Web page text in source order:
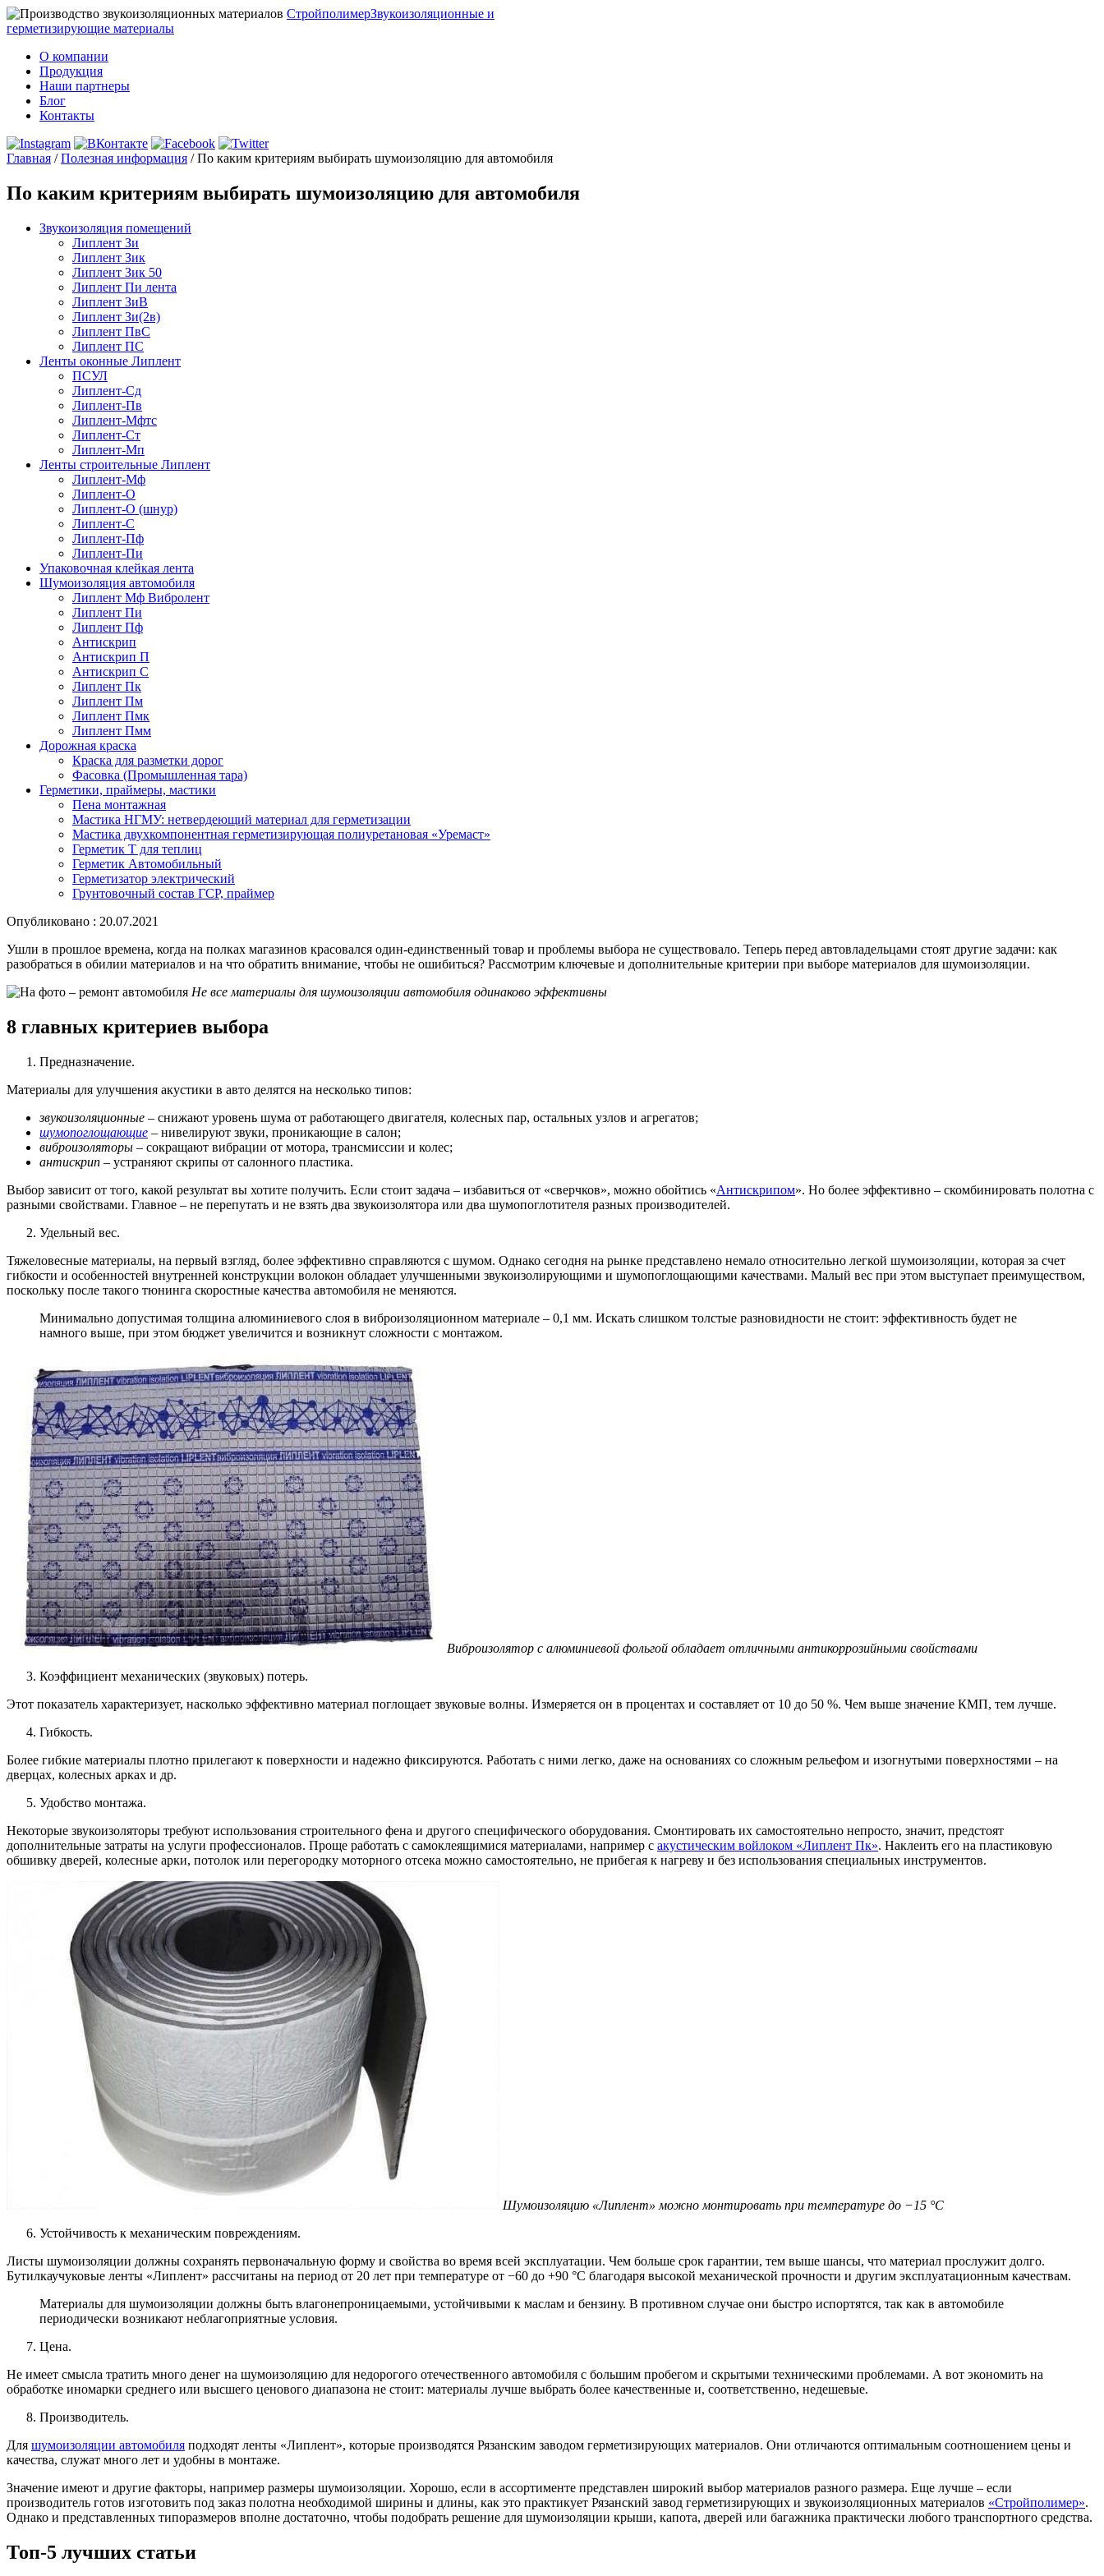
СтройполимерЗвукоизоляционные и
герметизирующие материалы
О компании
Продукция
Наши партнеры
Блог
Контакты
Главная /Полезная информация /По каким критериям выбирать шумоизоляцию для автомобиля
По каким критериям выбирать шумоизоляцию для автомобиля
Звукоизоляция помещений
Липлент Зи
Липлент Зик
Липлент Зик 50
Липлент Пи лента
Липлент ЗиВ
Липлент Зи(2в)
Липлент ПвC
Липлент ПС
Ленты оконные Липлент
ПСУЛ
Липлент-Сд
Липлент-Пв
Липлент-Мфтс
Липлент-Ст
Липлент-Мп
Ленты строительные Липлент
Липлент-Мф
Липлент-О
Липлент-О (шнур)
Липлент-С
Липлент-Пф
Липлент-Пи
Упаковочная клейкая лента
Шумоизоляция автомобиля
Липлент Мф Вибролент
Липлент Пи
Липлент Пф
Антискрип
Антискрип П
Антискрип С
Липлент Пк
Липлент Пм
Липлент Пмк
Липлент Пмм
Дорожная краска
Краска для разметки дорог
Фасовка (Промышленная тара)
Герметики, праймеры, мастики
Пена монтажная
Мастика НГМУ: нетвердеющий материал для герметизации
Мастика двухкомпонентная герметизирующая полиуретановая «Уремаст»
Герметик Т для теплиц
Герметик Автомобильный
Герметизатор электрический
Грунтовочный состав ГСР, праймер
Опубликовано : 20.07.2021
Ушли в прошлое времена, когда на полках магазинов красовался один-единственный товар и проблемы выбора не существовало. Теперь перед автовладельцами стоят другие задачи: как
разобраться в обилии материалов и на что обратить внимание, чтобы не ошибиться? Рассмотрим ключевые и дополнительные критерии при выборе материалов для шумоизоляции.
Не все материалы для шумоизоляции автомобиля одинаково эффективны
8 главных критериев выбора
Предназначение.
Материалы для улучшения акустики в авто делятся на несколько типов:
звукоизоляционные – снижают уровень шума от работающего двигателя, колесных пар, остальных узлов и агрегатов;
шумопоглощающие – нивелируют звуки, проникающие в салон;
виброизоляторы – сокращают вибрации от мотора, трансмиссии и колес;
антискрип – устраняют скрипы от салонного пластика.
Выбор зависит от того, какой результат вы хотите получить. Если стоит задача – избавиться от «сверчков», можно обойтись «Антискрипом». Но более эффективно – скомбинировать полотна с
разными свойствами. Главное – не перепутать и не взять два звукоизолятора или два шумопоглотителя разных производителей.
Удельный вес.
Тяжеловесные материалы, на первый взгляд, более эффективно справляются с шумом. Однако сегодня на рынке представлено немало относительно легкой шумоизоляции, которая за счет
гибкости и особенностей внутренней конструкции волокон обладает улучшенными звукоизолирующими и шумопоглощающими качествами. Малый вес при этом выступает преимуществом,
поскольку после такого тюнинга скоростные качества автомобиля не меняются.
Минимально допустимая толщина алюминиевого слоя в виброизоляционном материале – 0,1 мм. Искать слишком толстые разновидности не стоит: эффективность будет не
намного выше, при этом бюджет увеличится и возникнут сложности с монтажом.
Виброизолятор с алюминиевой фольгой обладает отличными антикоррозийными свойствами
Коэффициент механических (звуковых) потерь.
Этот показатель характеризует, насколько эффективно материал поглощает звуковые волны. Измеряется он в процентах и составляет от 10 до 50 %. Чем выше значение КМП, тем лучше.
Гибкость.
Более гибкие материалы плотно прилегают к поверхности и надежно фиксируются. Работать с ними легко, даже на основаниях со сложным рельефом и изогнутыми поверхностями – на
дверцах, колесных арках и др.
Удобство монтажа.
Некоторые звукоизоляторы требуют использования строительного фена и другого специфического оборудования. Смонтировать их самостоятельно непросто, значит, предстоят
дополнительные затраты на услуги профессионалов. Проще работать с самоклеящимися материалами, например с акустическим войлоком «Липлент Пк». Наклеить его на пластиковую
обшивку дверей, колесные арки, потолок или перегородку моторного отсека можно самостоятельно, не прибегая к нагреву и без использования специальных инструментов.
Шумоизоляцию «Липлент» можно монтировать при температуре до −15 °С
Устойчивость к механическим повреждениям.
Листы шумоизоляции должны сохранять первоначальную форму и свойства во время всей эксплуатации. Чем больше срок гарантии, тем выше шансы, что материал прослужит долго.
Бутилкаучуковые ленты «Липлент» рассчитаны на период от 20 лет при температуре от −60 до +90 °С благодаря высокой механической прочности и другим эксплуатационным качествам.
Материалы для шумоизоляции должны быть влагонепроницаемыми, устойчивыми к маслам и бензину. В противном случае они быстро испортятся, так как в автомобиле
периодически возникают неблагоприятные условия.
Цена.
Не имеет смысла тратить много денег на шумоизоляцию для недорогого отечественного автомобиля с большим пробегом и скрытыми техническими проблемами. А вот экономить на
обработке иномарки среднего или высшего ценового диапазона не стоит: материалы лучше выбрать более качественные и, соответственно, недешевые.
Производитель.
Для шумоизоляции автомобиля подходят ленты «Липлент», которые производятся Рязанским заводом герметизирующих материалов. Они отличаются оптимальным соотношением цены и
качества, служат много лет и удобны в монтаже.
Значение имеют и другие факторы, например размеры шумоизоляции. Хорошо, если в ассортименте представлен широкий выбор материалов разного размера. Еще лучше – если
производитель готов изготовить под заказ полотна необходимой ширины и длины, как это практикует Рязанский завод герметизирующих и звукоизоляционных материалов «Стройполимер».
Однако и представленных типоразмеров вполне достаточно, чтобы подобрать решение для шумоизоляции крыши, капота, дверей или багажника практически любого транспортного средства.
Топ-5 лучших статьи